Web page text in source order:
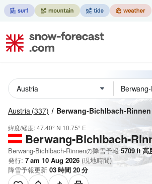
Austria (337) Berwang-Bichlbach-Rinnen
緯度/経度:47.40° N 10.75° E
Berwang-Bichlbach-
Berwang-Bichlbach-Rinnenの降雪予報 5709ft高
発行: 7 am 10 Aug 2026 (現地時間)
降雪予報更新 03時間 20分